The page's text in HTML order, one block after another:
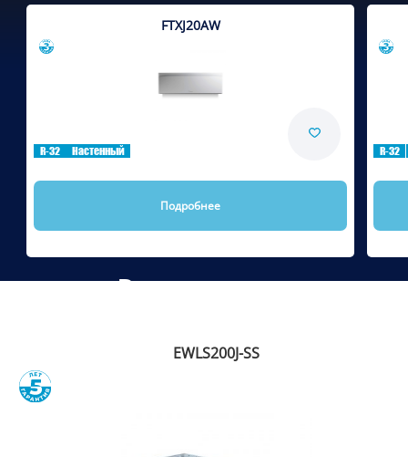
FTXJ20AW
R-32 Настенный
Подробнее
R-32
Рекомендуем
EWLS200J-SS